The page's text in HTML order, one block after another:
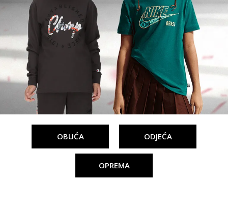
OBUĆA ODJEĆA
OPREMA